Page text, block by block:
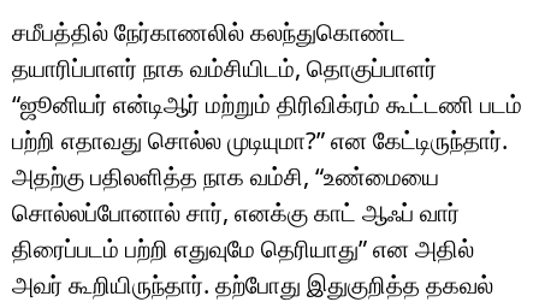
சமீபத்தில் நேர்காணலில் கலந்துகொண்ட
தயாரிப்பாளர் நாக வம்சியிடம், தொகுப்பாளர்
“ஜூனியர் என்டிஆர் மற்றும் திரிவிக்ரம் கூட்டணி படம்
பற்றி எதாவது சொல்ல முடியுமா?” என கேட்டிருந்தார்.
அதற்கு பதிலளித்த நாக வம்சி, “உண்மையை
சொல்லப்போனால் சார், எனக்கு காட் ஆஃப் வார்
திரைப்படம் பற்றி எதுவுமே தெரியாது” என அதில்
அவர் கூறியிருந்தார். தற்போது இதுகுறித்த தகவல்